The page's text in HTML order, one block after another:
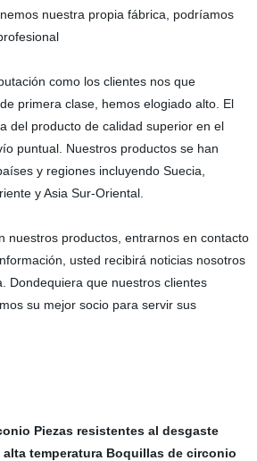
nuestra propia fábrica, podríamos
como los clientes nos que
primera clase, hemos elogiado alto. El
del producto de calidad superior en el
puntual. Nuestros productos se han
y regiones incluyendo Suecia,
y Asia Sur-Oriental.
nuestros productos, entrarnos en contacto
usted recibirá noticias nosotros
Dondequiera que nuestros clientes
su mejor socio para servir sus
Piezas resistentes al desgaste
temperatura Boquillas de circonio